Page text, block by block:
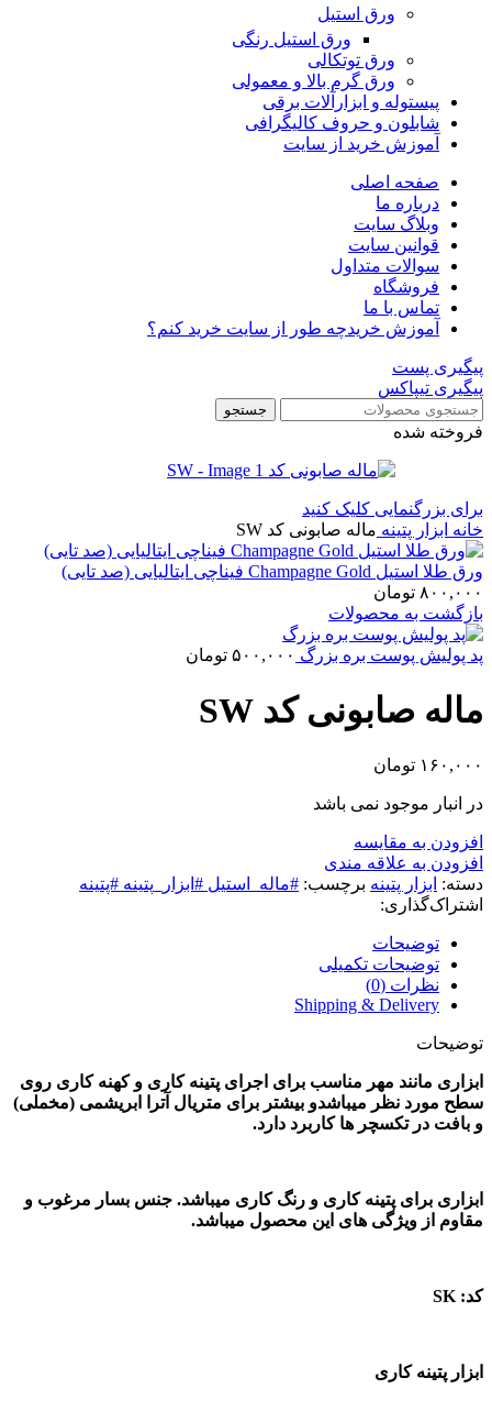
ورق استیل
ورق استیل رنگی
ورق توتکالی
ورق گرم بالا و معمولی
پیستوله و ابزارآلات برقی
شابلون و حروف کالیگرافی
آموزش خرید از سایت
صفحه اصلی
درباره ما
وبلاگ سایت
قوانین سایت
سوالات متداول
فروشگاه
تماس با ما
آموزش خریدچه طور از سایت خرید کنم؟
پیگیری پست
پیگیری تیپاکس
جستجو
فروخته شده
برای بزرگنمایی کلیک کنید
خانه ابزار پتینه ماله صابونی کد SW
ورق طلا استیل Champagne Gold فیناچی ایتالیایی (صد تایی)
۸۰۰,۰۰۰ تومان
بازگشت به محصولات
پد پولیش پوست بره بزرگ ۵۰۰,۰۰۰ تومان
ماله صابونی کد SW
۱۶۰,۰۰۰ تومان
در انبار موجود نمی باشد
افزودن به مقایسه
افزودن به علاقه مندی
دسته: ابزار پتینه برچسب: #ماله_استیل #ابزار_پتینه #پتینه
اشتراک‌گذاری:
توضیحات
توضیحات تکمیلی
نظرات (0)
Shipping & Delivery
توضیحات
ابزاری مانند مهر مناسب برای اجرای پتینه کاری و کهنه کاری روی
سطح مورد نظر میباشدو بیشتر برای متریال آترا ابریشمی (مخملی)
و بافت در تکسچر ها کاربرد دارد.
ابزاری برای پتینه کاری و رنگ کاری میباشد. جنس بسار مرغوب و
مقاوم از ویژگی های این محصول میباشد.
کد: SK
ابزار پتینه کاری